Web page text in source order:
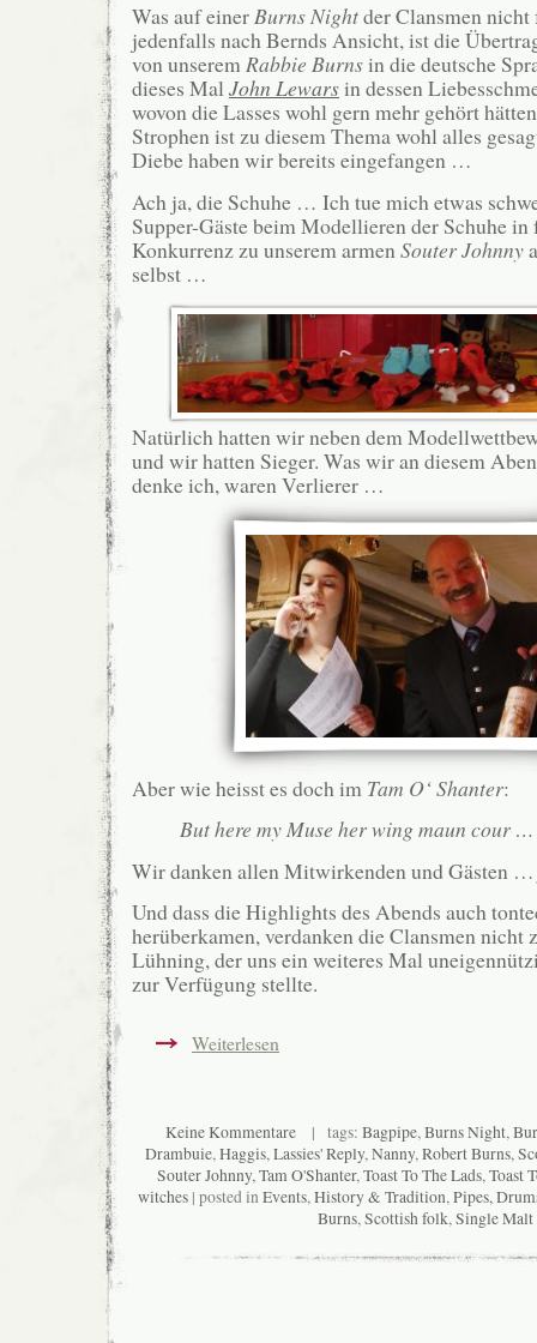
Was auf einerBurns Nightder Clansmen nicht
jedenfalls nach Bernds Ansicht, ist die
von unseremRabbie Burnsin die deutsche
dieses Mal John Lewarsin dessen
wovon die Lasses wohl gern mehr gehört
Strophen ist zu diesem Thema wohl alles
Diebe haben wir bereits eingefangen …
Ach ja, die Schuhe … Ich tue mich etwas
Supper-Gäste beim Modellieren der Schuhe
Konkurrenz zu unserem armen Souter Johnny
selbst …
Natürlich hatten wir neben dem
und wir hatten Sieger. Was wir an diesem
denke ich, waren Verlierer …
Aber wie heisst es doch im Tam O‘ Shanter:
But here my Muse her wing maun cour …
Wir danken allen Mitwirkenden und Gästen
Und dass die Highlights des Abends auch
herüberkamen, verdanken die Clansmen nicht
Lühning, der uns ein weiteres Mal
zur Verfügung stellte.
Weiterlesen
Keine Kommentare | tags: Bagpipe, Burns Night,
Drambuie, Haggis, Lassies' Reply, Nanny, Robert Burns,
Souter Johnny, Tam O'Shanter, Toast To The Lads, Toast
witches | posted in Events, History & Tradition, Pipes,
Burns, Scottish folk, Single Malt